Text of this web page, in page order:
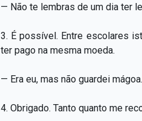
— Não te lembras de um dia ter
3. É possível. Entre escolares
ter pago na mesma moeda.
— Era eu, mas não guardei mágoa.
4. Obrigado. Tanto quanto me